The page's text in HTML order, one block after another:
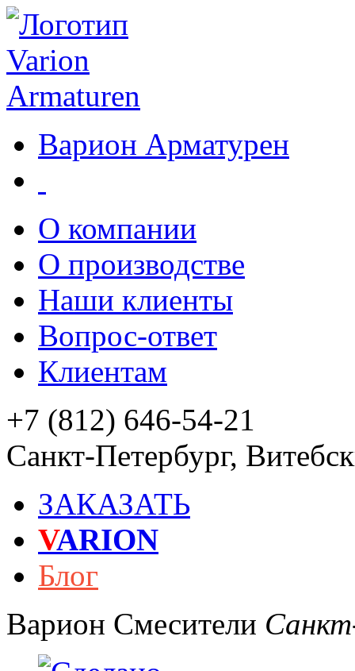
Варион Арматурен
О компании
О производстве
Наши клиенты
Вопрос-ответ
Клиентам
+7 (812) 646-54-21
Санкт-Петербург,
ЗАКАЗАТЬ
VARION
Блог
Варион Смесители